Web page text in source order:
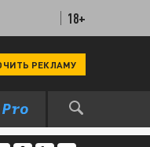
18+
РЕКЛАМУ